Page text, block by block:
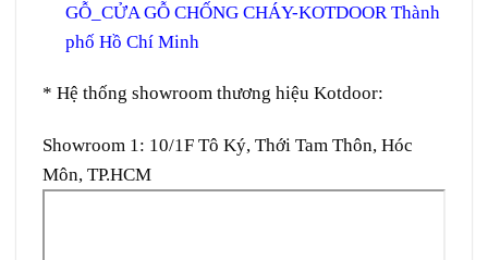
GỖ_CỬA GỖ CHỐNG CHÁY-KOTDOOR Thành
phố Hồ Chí Minh
* Hệ thống showroom thương hiệu Kotdoor:
Showroom 1: 10/1F Tô Ký, Thới Tam Thôn, Hóc
Môn, TP.HCM